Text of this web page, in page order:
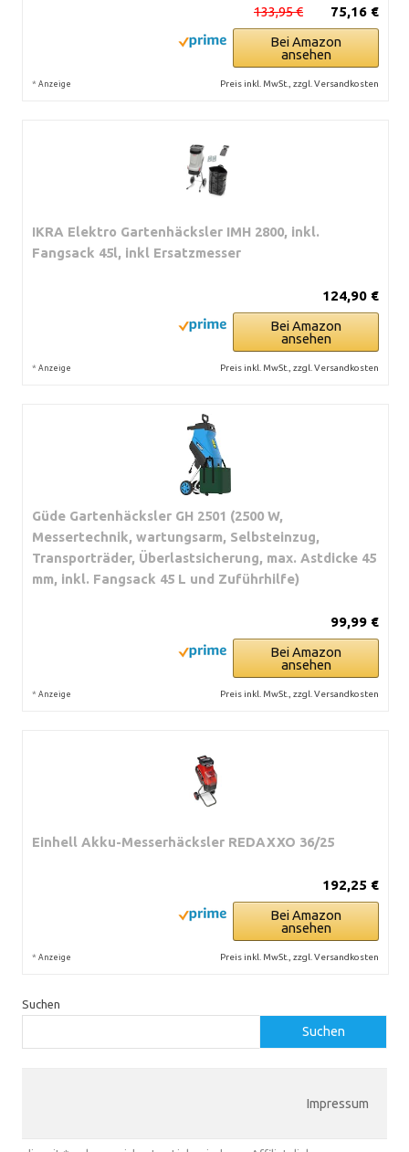
75,16 €
133,95 €
Bei Amazon
ansehen
* Anzeige Preis inkl. MwSt., zzgl. Versandkosten
IKRA Elektro Gartenhäcksler IMH 2800, inkl.
Fangsack 45l, inkl Ersatzmesser
124,90 €
Bei Amazon
ansehen
* Anzeige Preis inkl. MwSt., zzgl. Versandkosten
Güde Gartenhäcksler GH 2501 (2500 W,
Messertechnik, wartungsarm, Selbsteinzug,
Transporträder, Überlastsicherung, max. Astdicke 45
mm, inkl. Fangsack 45 L und Zuführhilfe)
99,99 €
Bei Amazon
ansehen
* Anzeige Preis inkl. MwSt., zzgl. Versandkosten
Einhell Akku-Messerhäcksler REDAXXO 36/25
192,25 €
Bei Amazon
ansehen
* Anzeige Preis inkl. MwSt., zzgl. Versandkosten
Suchen
Suchen
Impressum